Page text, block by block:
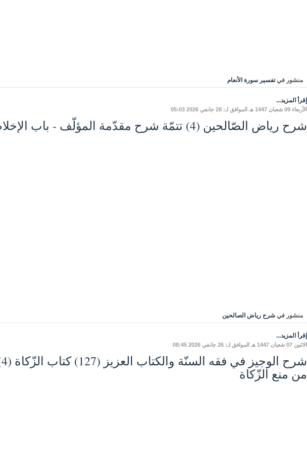
منشور في تفسير سورة الأنعام
إقرأ المزيد...
الأربعاء 09 شعبان 1447 هـ الموافق لـ: 28 جانفي 2026 05:03
شرح رياض الصّالحين (4) تتمّة شرح مقدّمة المؤلّف - باب الإخلاص.
منشور في شرح رياض الصالحين
إقرأ المزيد...
الاثنين 07 شعبان 1447 هـ الموافق لـ: 26 جانفي 2026 08:45
من منع الزّكاة